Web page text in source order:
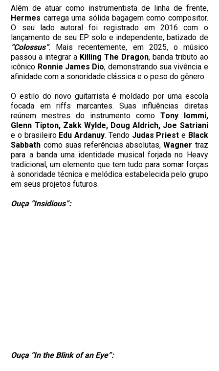
Além de atuar como instrumentista de linha de frente,
Hermes carrega uma sólida bagagem como compositor.
O seu lado autoral foi registrado em 2016 com o
lançamento de seu EP solo e independente, batizado de
“Colossus”. Mais recentemente, em 2025, o músico
passou a integrar a Killing The Dragon, banda tributo ao
icônico Ronnie James Dio, demonstrando sua vivência e
afinidade com a sonoridade clássica e o peso do gênero.
O estilo do novo guitarrista é moldado por uma escola
focada em riffs marcantes. Suas influências diretas
reúnem mestres do instrumento como Tony Iommi,
Glenn Tipton, Zakk Wylde, Doug Aldrich, Joe Satriani
e o brasileiro Edu Ardanuy. Tendo Judas Priest e Black
Sabbath como suas referências absolutas,Wagner traz
para a banda uma identidade musical forjada no Heavy
tradicional, um elemento que tem tudo para somar forças
à sonoridade técnica e melódica estabelecida pelo grupo
em seus projetos futuros.
Ouça “Insidious”:
Ouça “In the Blink of an Eye”: